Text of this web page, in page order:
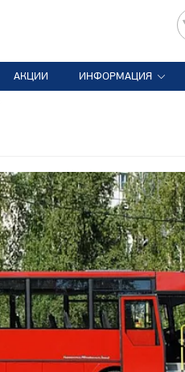
АКЦИИ ИНФОРМАЦИЯ